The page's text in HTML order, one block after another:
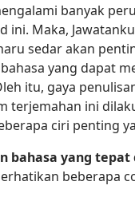
banyak
ini. Maka,
sedar akan
yang dapat
itu, gaya
terjemahan ini
ciri penting
bahasa yang tepat
beberapa